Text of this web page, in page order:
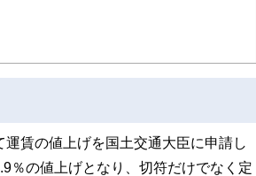
賃の値上げを国土交通大臣に申請し
％の値上げとなり、切符だけでなく定